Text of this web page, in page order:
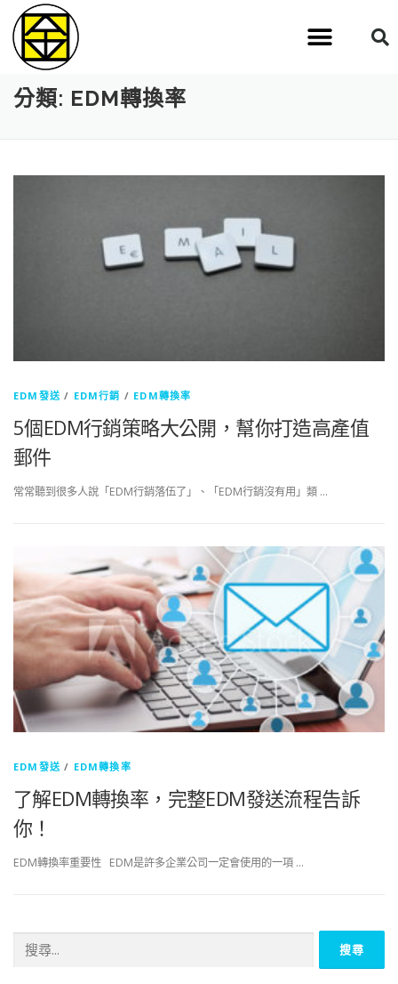
分類: EDM轉換率
EDM發送 / EDM行銷 / EDM轉換率
5個EDM行銷策略大公開，幫你打造高產值
郵件
常常聽到很多人說「EDM行銷落伍了」、「EDM行銷沒有用」類 …
EDM發送 / EDM轉換率
了解EDM轉換率，完整EDM發送流程告訴
你！
EDM轉換率重要性 EDM是許多企業公司一定會使用的一項 …